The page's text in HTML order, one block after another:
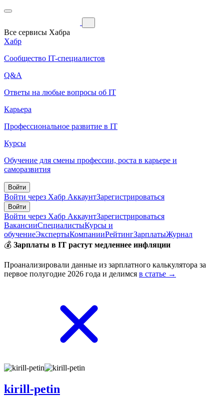
Все сервисы Хабра
Хабр
Сообщество IT-специалистов
Q&A
Ответы на любые вопросы об IT
Карьера
Профессиональное развитие в IT
Курсы
Обучение для смены профессии, роста в карьере и
саморазвития
Войти
Войти через Хабр АккаунтЗарегистрироваться
Войти
Войти через Хабр АккаунтЗарегистрироваться
ВакансииСпециалистыКурсы и
обучениеЭкспертыКомпанииРейтингЗарплатыЖурнал
💰 Зарплаты в IT растут медленнее инфляции
Проанализировали данные из зарплатного калькулятора за
первое полугодие 2026 года и делимся в статье →
kirill-petin